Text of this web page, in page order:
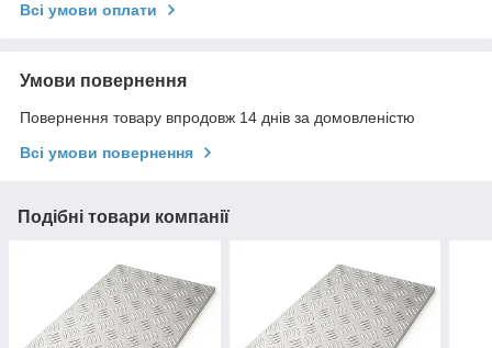
Всі умови оплати
Умови повернення
Повернення товару впродовж 14 днів за домовленістю
Всі умови повернення
Подібні товари компанії